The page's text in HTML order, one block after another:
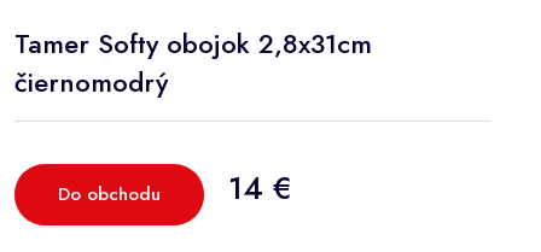
Tamer Softy obojok 2,8x31cm
čiernomodrý
Do obchodu 14 €